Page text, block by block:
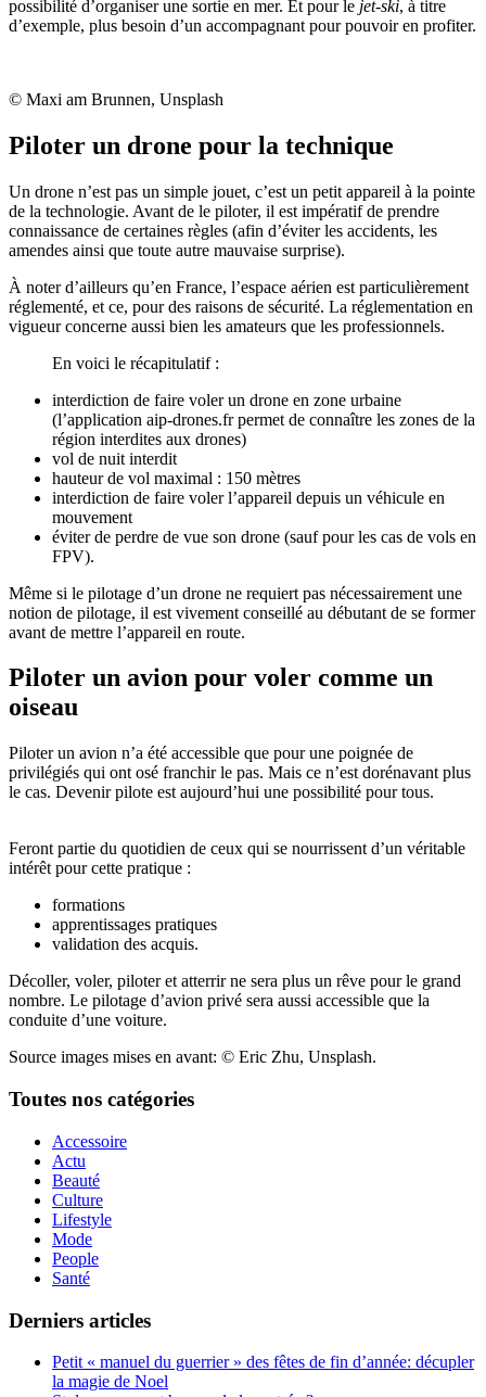
possibilité d’organiser une sortie en mer. Et pour le jet-ski, à titre
d’exemple, plus besoin d’un accompagnant pour pouvoir en profiter.
© Maxi am Brunnen, Unsplash
Piloter un drone pour la technique
Un drone n’est pas un simple jouet, c’est un petit appareil à la pointe
de la technologie. Avant de le piloter, il est impératif de prendre
connaissance de certaines règles (afin d’éviter les accidents, les
amendes ainsi que toute autre mauvaise surprise).
À noter d’ailleurs qu’en France, l’espace aérien est particulièrement
réglementé, et ce, pour des raisons de sécurité. La réglementation en
vigueur concerne aussi bien les amateurs que les professionnels.
En voici le récapitulatif :
interdiction de faire voler un drone en zone urbaine
(l’application aip-drones.fr permet de connaître les zones de la
région interdites aux drones)
vol de nuit interdit
hauteur de vol maximal : 150 mètres
interdiction de faire voler l’appareil depuis un véhicule en
mouvement
éviter de perdre de vue son drone (sauf pour les cas de vols en
FPV).
Même si le pilotage d’un drone ne requiert pas nécessairement une
notion de pilotage, il est vivement conseillé au débutant de se former
avant de mettre l’appareil en route.
Piloter un avion pour voler comme un
oiseau
Piloter un avion n’a été accessible que pour une poignée de
privilégiés qui ont osé franchir le pas. Mais ce n’est dorénavant plus
le cas. Devenir pilote est aujourd’hui une possibilité pour tous.
Feront partie du quotidien de ceux qui se nourrissent d’un véritable
intérêt pour cette pratique :
formations
apprentissages pratiques
validation des acquis.
Décoller, voler, piloter et atterrir ne sera plus un rêve pour le grand
nombre. Le pilotage d’avion privé sera aussi accessible que la
conduite d’une voiture.
Source images mises en avant: © Eric Zhu, Unsplash.
Toutes nos catégories
Accessoire
Actu
Beauté
Culture
Lifestyle
Mode
People
Santé
Derniers articles
Petit « manuel du guerrier » des fêtes de fin d’année: décupler
la magie de Noel